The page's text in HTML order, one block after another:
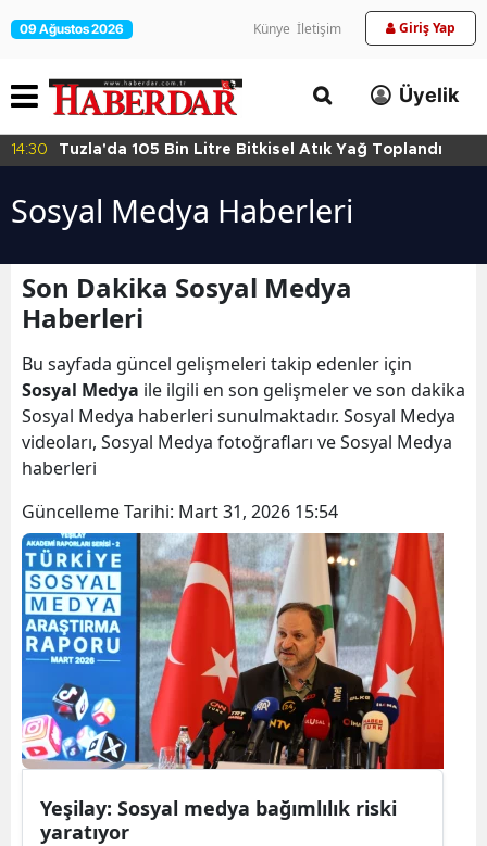
09 Ağustos 2026 Künye İletişim Giriş Yap
Üyelik
14:27 Maltepe’de Zincir Marketlere Sıkı Denetim
Sosyal Medya Haberleri
Son Dakika Sosyal Medya
Haberleri
Bu sayfada güncel gelişmeleri takip edenler için
Sosyal Medya ile ilgili en son gelişmeler ve son dakika
Sosyal Medya haberleri sunulmaktadır. Sosyal Medya
videoları, Sosyal Medya fotoğrafları ve Sosyal Medya
haberleri
Güncelleme Tarihi: Mart 31, 2026 15:54
Yeşilay: Sosyal medya bağımlılık riski
yaratıyor